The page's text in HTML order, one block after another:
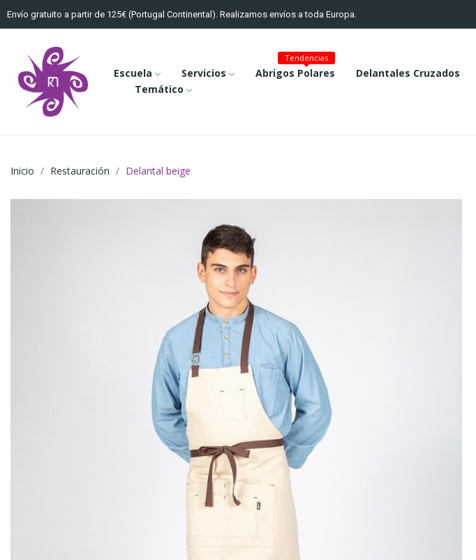
Envío gratuito a partir de 125€ (Portugal Continental). Realizamos envíos a toda Europa.
Escuela Servicios Abrigos Polares
Tendencias
Delantales Cruzados
Temático
Inicio Restauración Delantal beige